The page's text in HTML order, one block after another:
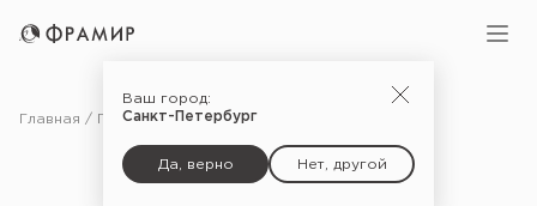
Ваш город:
Санкт-Петербург
Да, верно Нет, другой
Главная Портфолио